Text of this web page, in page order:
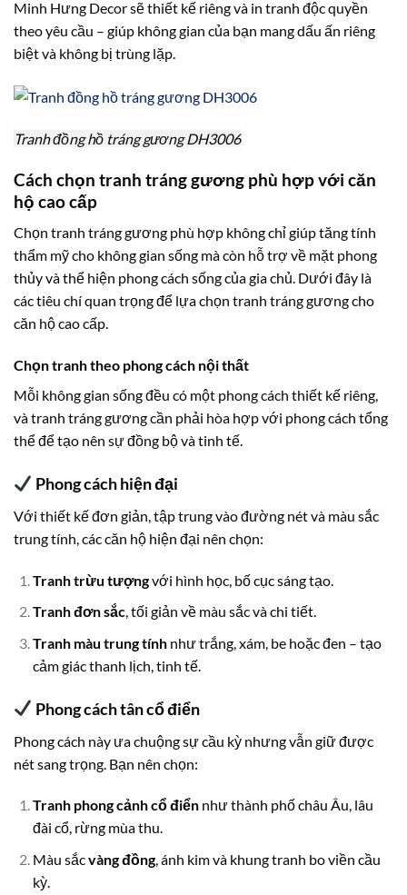
Minh Hưng Decor sẽ thiết kế riêng và in tranh độc quyền
theo yêu cầu – giúp không gian của bạn mang dấu ấn riêng
biệt và không bị trùng lặp.
Tranh đồng hồ tráng gương DH3006
Cách chọn tranh tráng gương phù hợp với căn
hộ cao cấp
Chọn tranh tráng gương phù hợp không chỉ giúp tăng tính
thẩm mỹ cho không gian sống mà còn hỗ trợ về mặt phong
thủy và thể hiện phong cách sống của gia chủ. Dưới đây là
các tiêu chí quan trọng để lựa chọn tranh tráng gương cho
căn hộ cao cấp.
Chọn tranh theo phong cách nội thất
Mỗi không gian sống đều có một phong cách thiết kế riêng,
và tranh tráng gương cần phải hòa hợp với phong cách tổng
thể để tạo nên sự đồng bộ và tinh tế.
Phong cách hiện đại
Với thiết kế đơn giản, tập trung vào đường nét và màu sắc
trung tính, các căn hộ hiện đại nên chọn:
Tranh trừu tượngvới hình học, bố cục sáng tạo.
Tranh đơn sắc, tối giản về màu sắc và chi tiết.
Tranh màu trung tínhnhư trắng, xám, be hoặc đen – tạo
cảm giác thanh lịch, tinh tế.
Phong cách tân cổ điển
Phong cách này ưa chuộng sự cầu kỳ nhưng vẫn giữ được
nét sang trọng. Bạn nên chọn:
Tranh phong cảnh cổ điểnnhư thành phố châu Âu, lâu
đài cổ, rừng mùa thu.
Màu sắcvàng đồng, ánh kim và khung tranh bo viền cầu
kỳ.